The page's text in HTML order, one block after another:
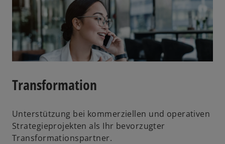
Transformation
Unterstützung bei kommerziellen und operativen
Strategieprojekten als Ihr bevorzugter
Transformationspartner.